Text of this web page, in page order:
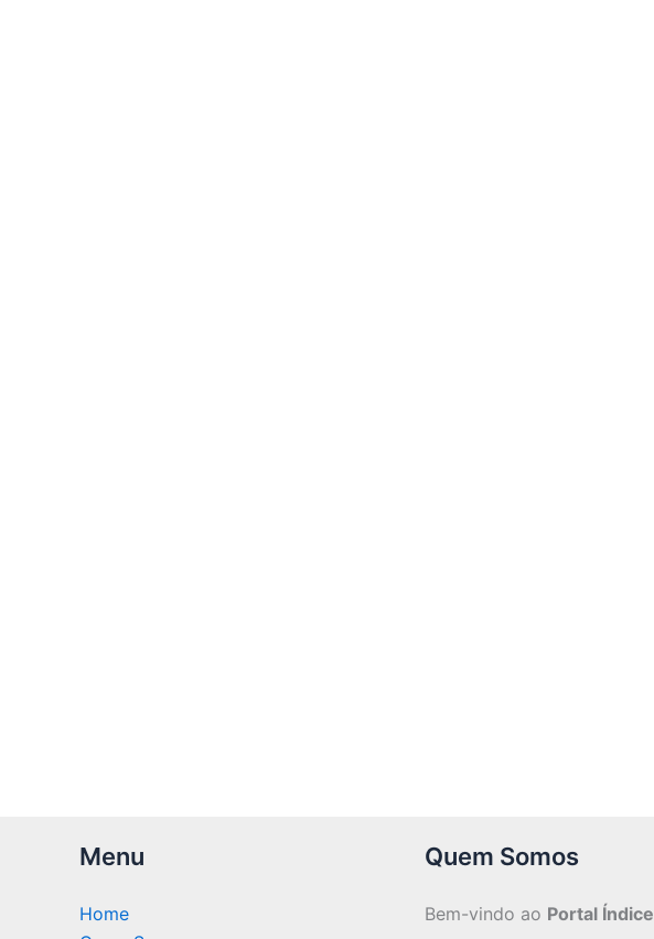
Menu
Home
Quem Somos
Bem-vindo ao Portal Índice